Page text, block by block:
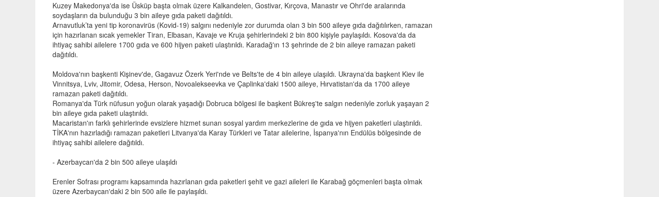
Kuzey Makedonya'da ise Üsküp başta olmak üzere Kalkandelen, Gostivar, Kırçova, Manastır ve Ohri'de aralarında
soydaşların da bulunduğu 3 bin aileye gıda paketi dağıtıldı.
Arnavutluk’ta yeni tip koronavirüs (Kovid-19) salgını nedeniyle zor durumda olan 3 bin 500 aileye gıda dağıtılırken, ramazan
için hazırlanan sıcak yemekler Tiran, Elbasan, Kavaje ve Kruja şehirlerindeki 2 bin 800 kişiyle paylaşıldı. Kosova'da da
ihtiyaç sahibi ailelere 1700 gıda ve 600 hijyen paketi ulaştırıldı. Karadağ'ın 13 şehrinde de 2 bin aileye ramazan paketi
dağıtıldı.
Moldova'nın başkenti Kişinev'de, Gagavuz Özerk Yeri'nde ve Belts'te de 4 bin aileye ulaşıldı. Ukrayna'da başkent Kiev ile
Vinnitsya, Lviv, Jitomir, Odesa, Herson, Novoalekseevka ve Çaplinka'daki 1500 aileye, Hırvatistan'da da 1700 aileye
ramazan paketi dağıtıldı.
Romanya'da Türk nüfusun yoğun olarak yaşadığı Dobruca bölgesi ile başkent Bükreş'te salgın nedeniyle zorluk yaşayan 2
bin aileye gıda paketi ulaştırıldı.
Macaristan'ın farklı şehirlerinde evsizlere hizmet sunan sosyal yardım merkezlerine de gıda ve hijyen paketleri ulaştırıldı.
TİKA'nın hazırladığı ramazan paketleri Litvanya'da Karay Türkleri ve Tatar ailelerine, İspanya'nın Endülüs bölgesinde de
ihtiyaç sahibi ailelere dağıtıldı.
- Azerbaycan'da 2 bin 500 aileye ulaşıldı
Erenler Sofrası programı kapsamında hazırlanan gıda paketleri şehit ve gazi aileleri ile Karabağ göçmenleri başta olmak
üzere Azerbaycan'daki 2 bin 500 aile ile paylaşıldı.